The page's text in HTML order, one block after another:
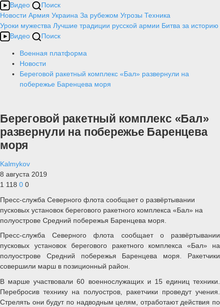
Видео
Поиск
Новости Армия Украина За рубежом Угрозы Техника
Уроки мужества Лучшие традиции русской армии Битва за историю
Видео
Поиск
Военная платформа
Новости
Береговой ракетный комплекс «Бал» развернули на
побережье Баренцева моря
Береговой ракетный комплекс «Бал»
развернули на побережье Баренцева
моря
Kalmykov
8 августа 2019
1 118 0 0
Пресс-служба Северного флота сообщает о развёртывании
пусковых установок берегового ракетного комплекса «Бал» на
полуострове Средний побережья Баренцева моря.
Пресс-служба Северного флота сообщает о развёртывании
пусковых установок берегового ракетного комплекса «Бал» на
полуострове Средний побережья Баренцева моря. Ракетчики
совершили марш в позиционный район.
В марше участвовали 60 военнослужащих и 15 единиц техники.
Перебросив технику на полуостров, ракетчики проведут учения.
Стрелять они будут по надводным целям, отработают действия по